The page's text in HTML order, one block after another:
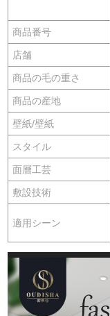
商品番号
店舗
商品の毛の重さ
商品の産地
壁紙/壁紙
スタイル
面層工芸
敷設技術
適用シーン